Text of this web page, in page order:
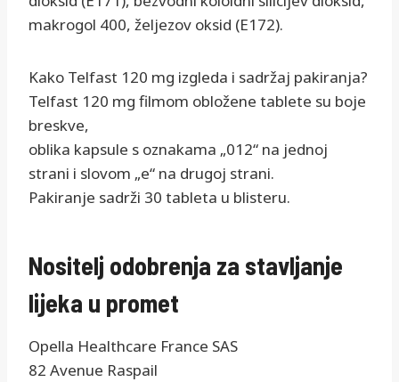
makrogol 400, željezov oksid (E172).
Kako Telfast 120 mg izgleda i sadržaj pakiranja?
Telfast 120 mg filmom obložene tablete su boje
breskve,
oblika kapsule s oznakama „012“ na jednoj
strani i slovom „e“ na drugoj strani.
Pakiranje sadrži 30 tableta u blisteru.
Nositelj odobrenja za stavljanje
lijeka u promet
Opella Healthcare France SAS
82 Avenue Raspail